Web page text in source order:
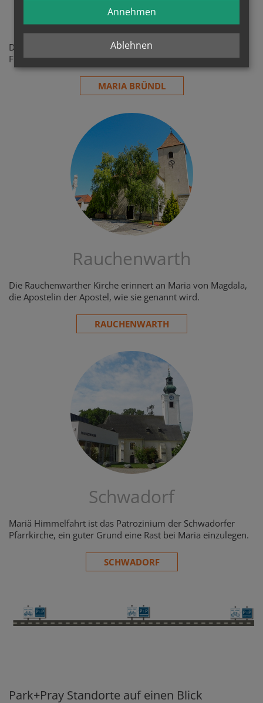
Maria Bründl
Das Bründl am Vorplatz der Bründlkirche, die als
Friedhofskirche genützt wird ...
MARIA BRÜNDL
Rauchenwarth
Die Rauchenwarther Kirche erinnert an Maria von Magdala,
die Apostelin der Apostel, wie sie genannt wird.
RAUCHENWARTH
Schwadorf
Mariä Himmelfahrt ist das Patrozinium der Schwadorfer
Pfarrkirche, ein guter Grund eine Rast bei Maria einzulegen.
SCHWADORF
Park+Pray Standorte auf einen Blick
Ablehnen
Annehmen